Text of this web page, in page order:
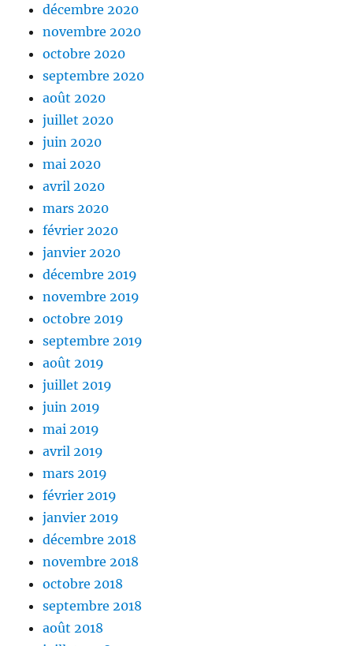
décembre 2020
novembre 2020
octobre 2020
septembre 2020
août 2020
juillet 2020
juin 2020
mai 2020
avril 2020
mars 2020
février 2020
janvier 2020
décembre 2019
novembre 2019
octobre 2019
septembre 2019
août 2019
juillet 2019
juin 2019
mai 2019
avril 2019
mars 2019
février 2019
janvier 2019
décembre 2018
novembre 2018
octobre 2018
septembre 2018
août 2018